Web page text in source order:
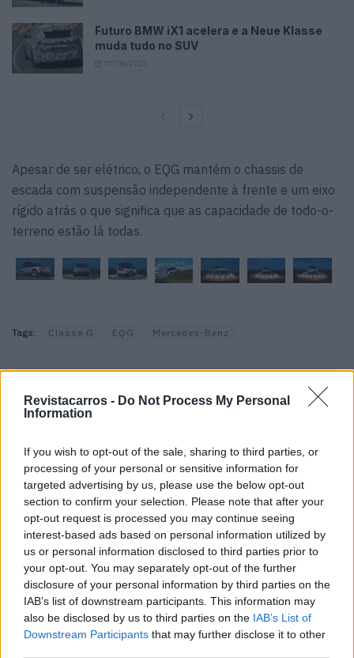
Revistacarros - Do Not Process My Personal
Information
If you wish to opt-out of the sale, sharing to third parties, or
processing of your personal or sensitive information for
targeted advertising by us, please use the below opt-out
section to confirm your selection. Please note that after your
opt-out request is processed you may continue seeing
interest-based ads based on personal information utilized by
us or personal information disclosed to third parties prior to
your opt-out. You may separately opt-out of the further
disclosure of your personal information by third parties on the
IAB’s list of downstream participants. This information may
also be disclosed by us to third parties on the IAB’s List of
Downstream Participants that may further disclose it to other
Futuro BMW iX1 acelera e a Neue Klasse
muda tudo no SUV
Apesar de ser elétrico, o EQG mantém o chassis de
escada com suspensão independente à frente e um eixo
rígido atrás o que significa que as capacidade de todo-o-
terreno estão lá todas.
Tags: Classe G EQG Mercedes-Benz
Ricardo Carvalho
Related Posts